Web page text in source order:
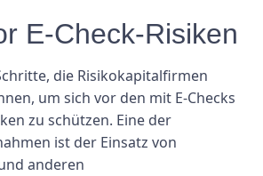
E-Check-Risiken
die Risikokapitalfirmen
um sich vor den mit E-Checks
zu schützen. Eine der
ist der Einsatz von
anderen